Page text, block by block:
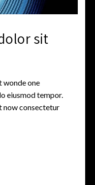
sit
wonde one
eiusmod tempor.
now consectetur